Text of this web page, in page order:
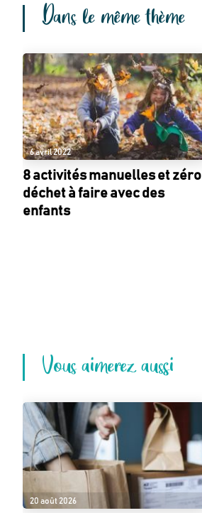
Dans le même thème
6 avril 2022
8 activités manuelles et zéro
déchet à faire avec des
enfants
Vous aimerez aussi
20 août 2026